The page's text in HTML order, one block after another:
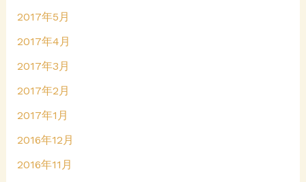
2017年5月
2017年4月
2017年3月
2017年2月
2017年1月
2016年12月
2016年11月